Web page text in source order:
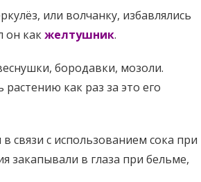
или волчанку, избавлялись
он какжелтушник.
бородавки, мозоли.
растению как раз за это его
связи с использованием сока при
закапывали в глаза при бельме,